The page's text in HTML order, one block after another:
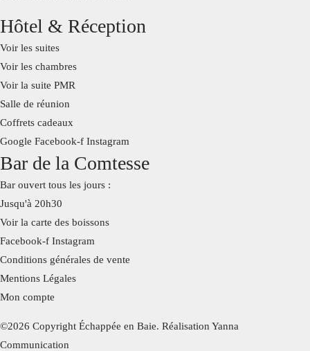
Hôtel & Réception
Voir les suites
Voir les chambres
Voir la suite PMR
Salle de réunion
Coffrets cadeaux
Google Facebook-f Instagram
Bar de la Comtesse
Bar ouvert tous les jours :
Jusqu'à 20h30
Voir la carte des boissons
Facebook-f Instagram
Conditions générales de vente
Mentions Légales
Mon compte
©2026 Copyright Échappée en Baie. Réalisation Yanna
Communication